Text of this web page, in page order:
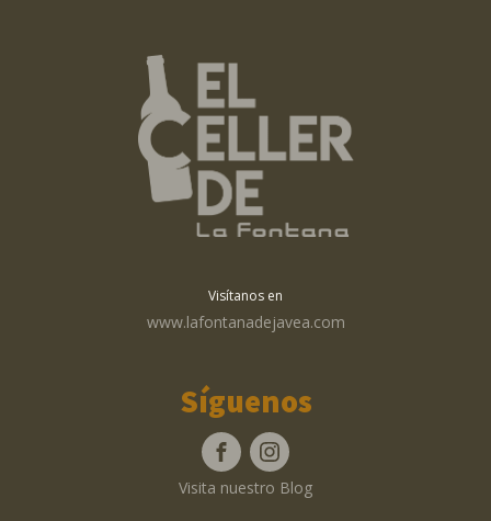
Visítanos en
www.lafontanadejavea.com
Síguenos
Visita nuestro Blog